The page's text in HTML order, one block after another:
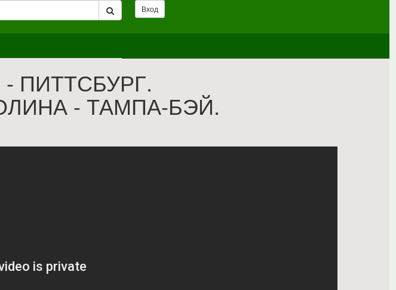
Вход
ПИТТСБУРГ.
- ТАМПА-БЭЙ.